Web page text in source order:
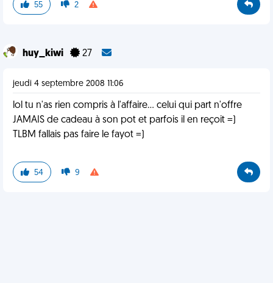
55 2
huy_kiwi 27
jeudi 4 septembre 2008 11:06
lol tu n'as rien compris à l'affaire... celui qui part n'offre
JAMAIS de cadeau à son pot et parfois il en reçoit =)
TLBM fallais pas faire le fayot =)
54 9